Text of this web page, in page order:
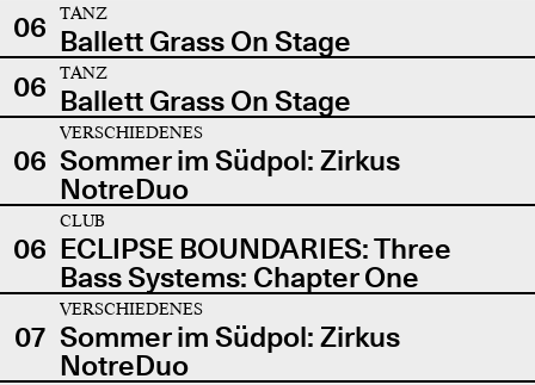
06
TANZ
Ballett Grass On Stage
06
TANZ
Ballett Grass On Stage
06
VERSCHIEDENES
Sommer im Südpol: Zirkus
NotreDuo
06
CLUB
ECLIPSE BOUNDARIES: Three
Bass Systems: Chapter One
07
VERSCHIEDENES
Sommer im Südpol: Zirkus
NotreDuo